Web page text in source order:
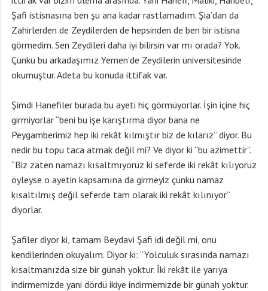
Şafi istisnasına ben şu ana kadar rastlamadım. Şia’dan da
Zahirlerden de Zeydilerden de hepsinden de ben bir istisna
görmedim. Sen Zeydileri daha iyi bilirsin var mı orada? Yok.
Çünkü bu arkadaşımız Yemen’de Zeydilerin üniversitesinde
okumuştur. Adeta bu konuda ittifak var.
Şimdi Hanefiler burada bu ayeti hiç görmüyorlar. İşin içine hiç
girmiyorlar “beni bu işe karıştırma diyor bana ne
Peygamberimiz hep iki rekât kılmıştır biz de kılarız” diyor. Bu
nedir bu topu taca atmak değil mi? Ve diyor ki “bu azimettir”.
“Biz zaten namazı kısaltmıyoruz ki seferde iki rekât kılıyoruz
öyleyse o ayetin kapsamına da girmeyiz çünkü namaz
kısaltılmış değil seferde tam olarak iki rekât kılınıyor”
diyorlar.
Şafiler diyor ki, tamam Beydavi Şafi idi değil mi, onu
kendilerinden okuyalım. Diyor ki: “Yolculuk sırasında namazı
kısaltmanızda size bir günah yoktur. İki rekât ile yarıya
indirmemizde yani dördü ikiye indirmemizde bir günah yoktur.